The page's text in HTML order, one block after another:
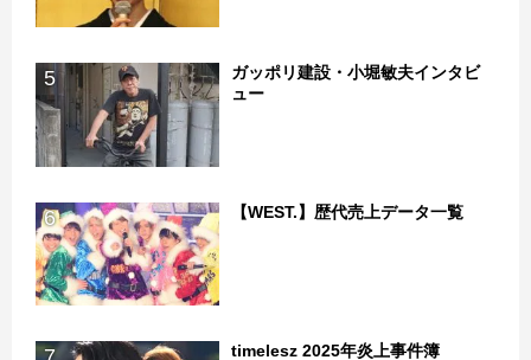
5
ガッポリ建設・小堀敏夫インタビ
ュー
6 【WEST.】歴代売上データ一覧
timelesz 2025年炎上事件簿